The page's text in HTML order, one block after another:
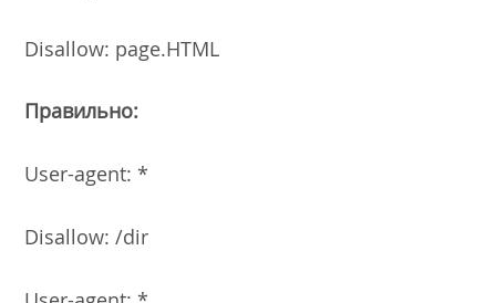
Disallow: page.HTML
Правильно:
User-agent: *
Disallow: /dir